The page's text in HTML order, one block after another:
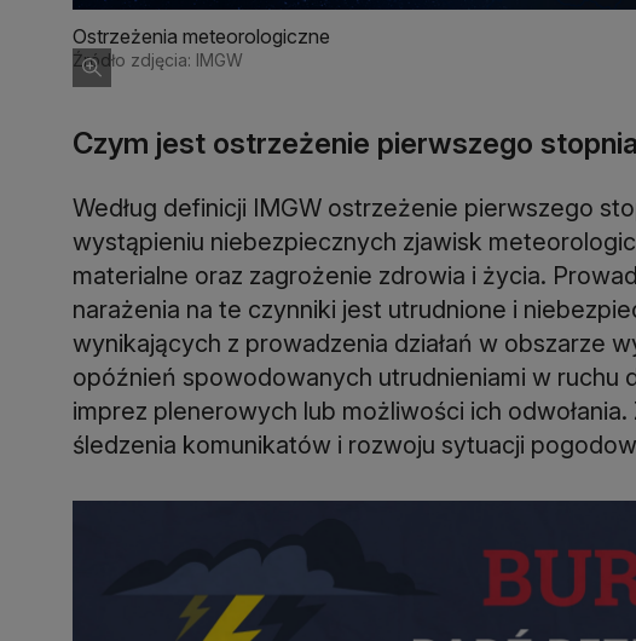
Ostrzeżenia meteorologiczne
Źródło zdjęcia: IMGW
Czym jest ostrzeżenie pierwszego
Według definicji IMGW ostrzeżenie pierwszego
wystąpieniu niebezpiecznych zjawisk
materialne oraz zagrożenie zdrowia i życia.
narażenia na te czynniki jest utrudnione i
wynikających z prowadzenia działań w obszarze
opóźnień spowodowanych utrudnieniami w ruchu
imprez plenerowych lub możliwości ich
śledzenia komunikatów i rozwoju sytuacji